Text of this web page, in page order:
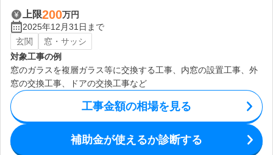
上限200万円
2025年12月31日まで
玄関
窓・サッシ
対象工事の例
窓のガラスを複層ガラス等に交換する工事、内窓の設置工事、外
窓の交換工事、ドアの交換工事など
工事金額の相場を見る
補助金が使えるか診断する